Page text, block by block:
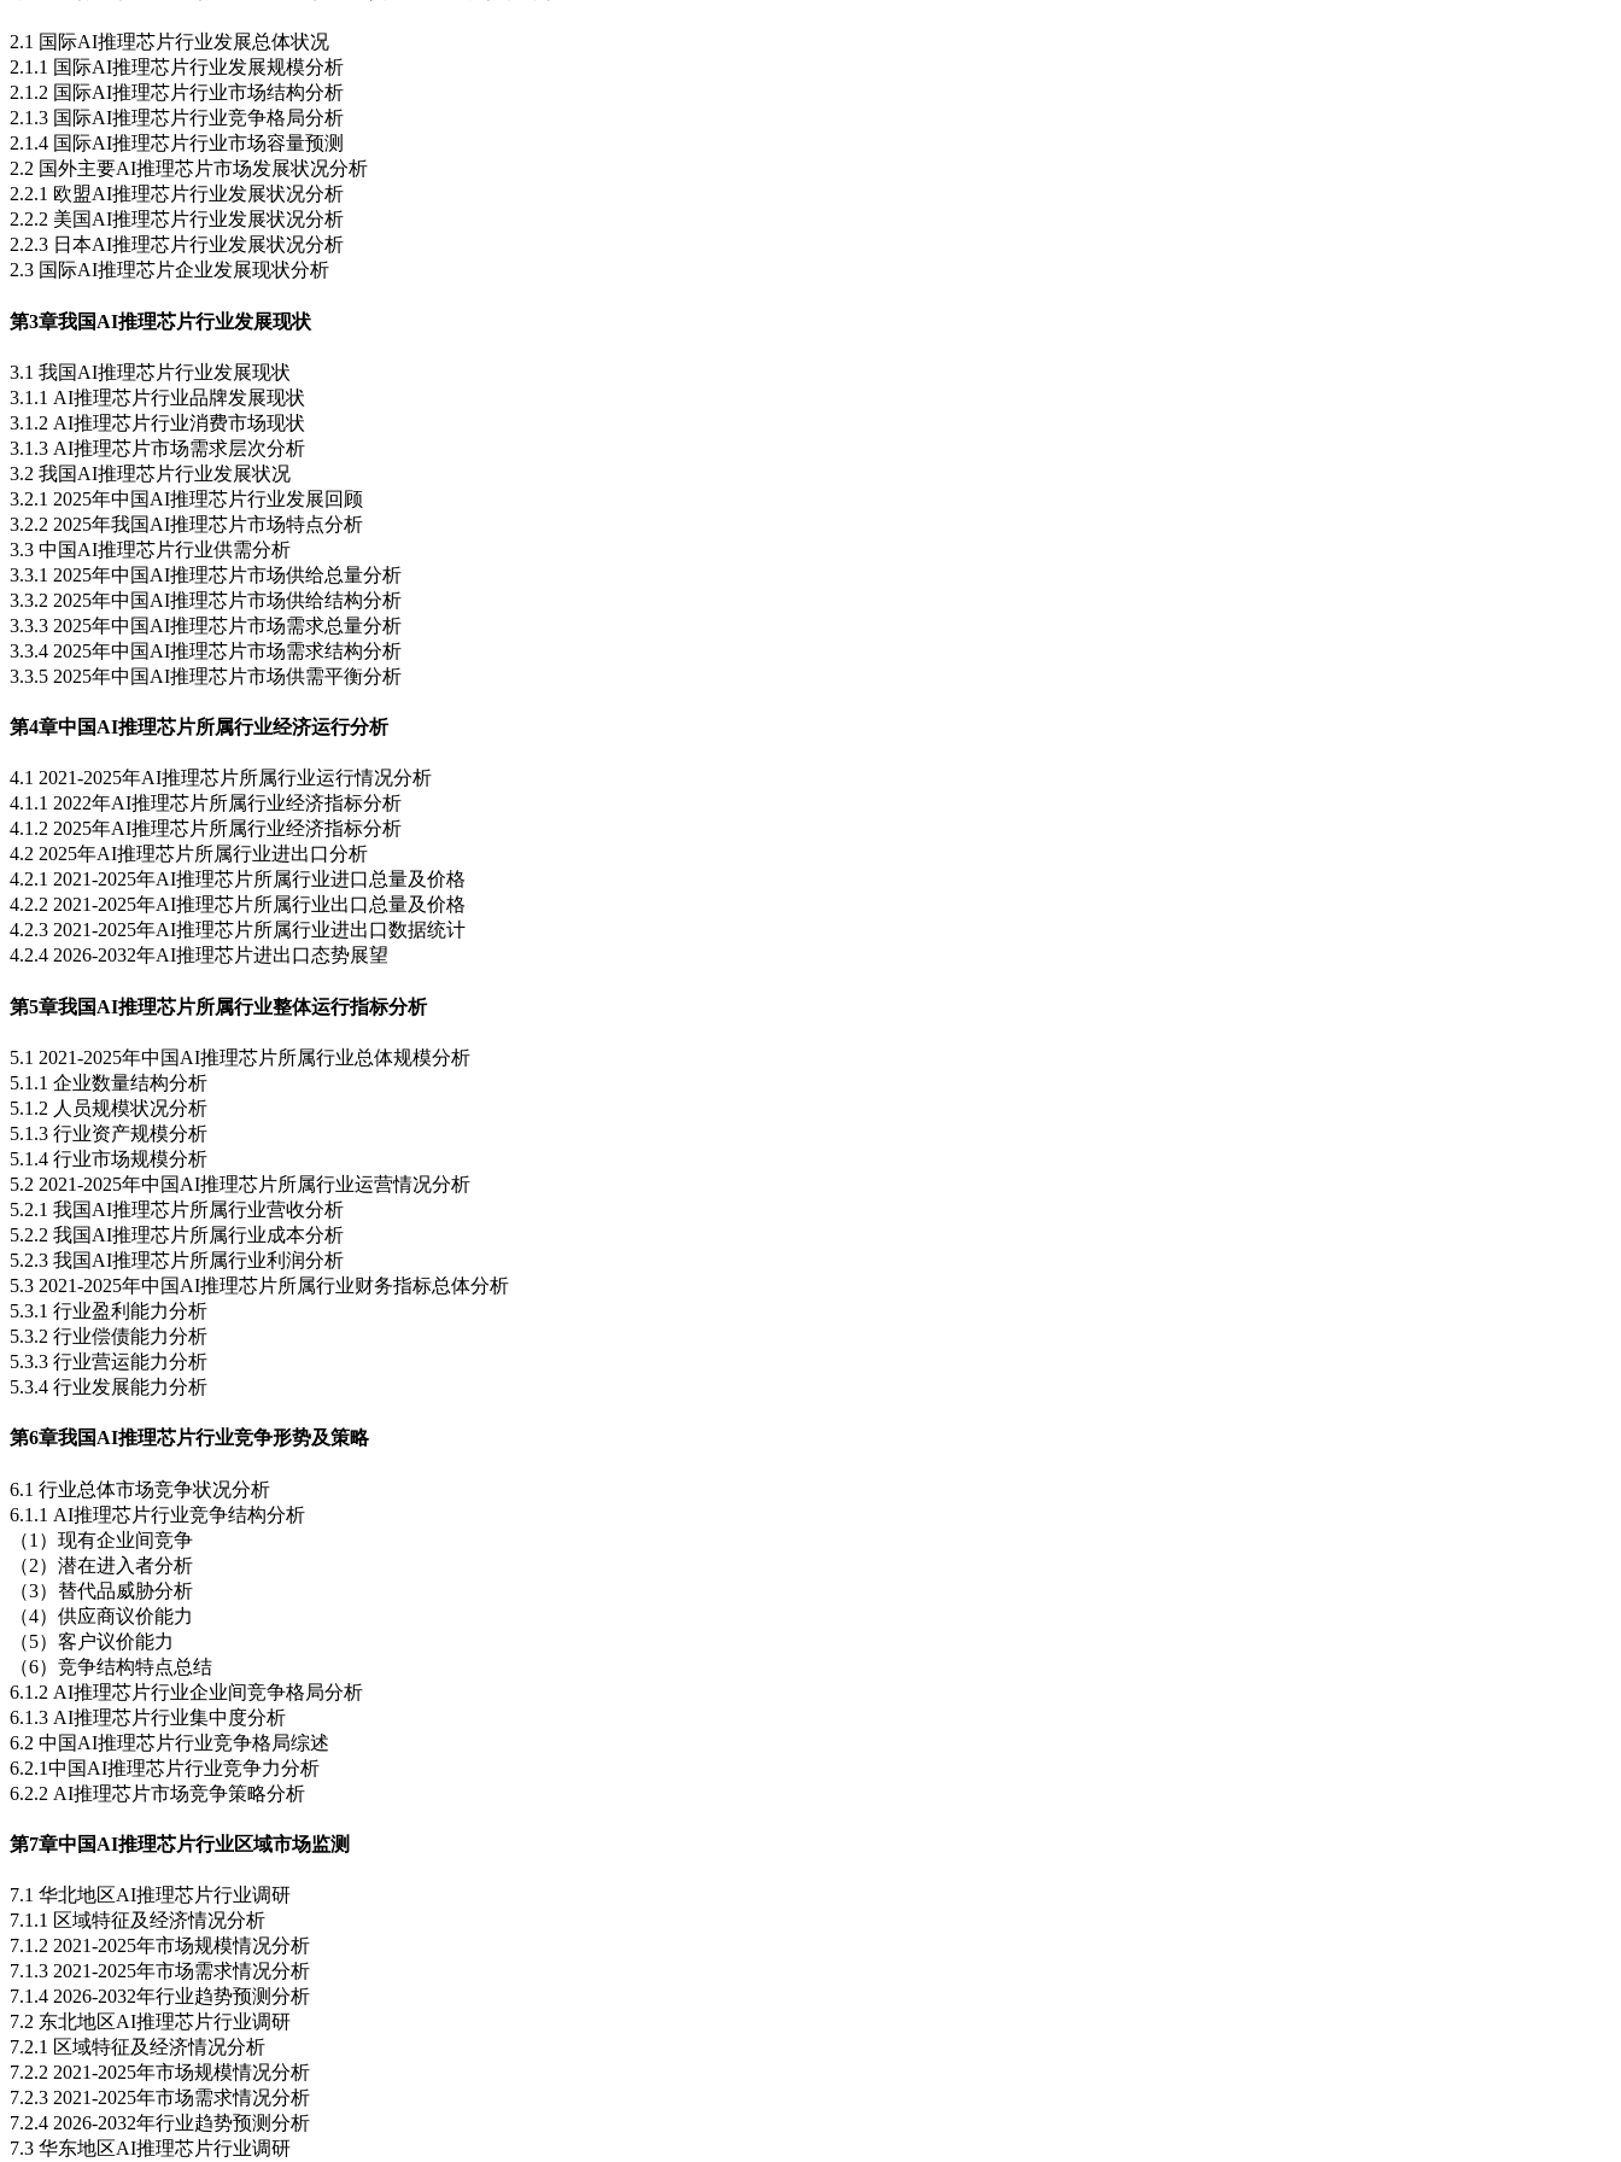
2.1 国际AI推理芯片行业发展总体状况
2.1.1 国际AI推理芯片行业发展规模分析
2.1.2 国际AI推理芯片行业市场结构分析
2.1.3 国际AI推理芯片行业竞争格局分析
2.1.4 国际AI推理芯片行业市场容量预测
2.2 国外主要AI推理芯片市场发展状况分析
2.2.1 欧盟AI推理芯片行业发展状况分析
2.2.2 美国AI推理芯片行业发展状况分析
2.2.3 日本AI推理芯片行业发展状况分析
2.3 国际AI推理芯片企业发展现状分析
第3章我国AI推理芯片行业发展现状
3.1 我国AI推理芯片行业发展现状
3.1.1 AI推理芯片行业品牌发展现状
3.1.2 AI推理芯片行业消费市场现状
3.1.3 AI推理芯片市场需求层次分析
3.2 我国AI推理芯片行业发展状况
3.2.1 2025年中国AI推理芯片行业发展回顾
3.2.2 2025年我国AI推理芯片市场特点分析
3.3 中国AI推理芯片行业供需分析
3.3.1 2025年中国AI推理芯片市场供给总量分析
3.3.2 2025年中国AI推理芯片市场供给结构分析
3.3.3 2025年中国AI推理芯片市场需求总量分析
3.3.4 2025年中国AI推理芯片市场需求结构分析
3.3.5 2025年中国AI推理芯片市场供需平衡分析
第4章中国AI推理芯片所属行业经济运行分析
4.1 2021-2025年AI推理芯片所属行业运行情况分析
4.1.1 2022年AI推理芯片所属行业经济指标分析
4.1.2 2025年AI推理芯片所属行业经济指标分析
4.2 2025年AI推理芯片所属行业进出口分析
4.2.1 2021-2025年AI推理芯片所属行业进口总量及价格
4.2.2 2021-2025年AI推理芯片所属行业出口总量及价格
4.2.3 2021-2025年AI推理芯片所属行业进出口数据统计
4.2.4 2026-2032年AI推理芯片进出口态势展望
第5章我国AI推理芯片所属行业整体运行指标分析
5.1 2021-2025年中国AI推理芯片所属行业总体规模分析
5.1.1 企业数量结构分析
5.1.2 人员规模状况分析
5.1.3 行业资产规模分析
5.1.4 行业市场规模分析
5.2 2021-2025年中国AI推理芯片所属行业运营情况分析
5.2.1 我国AI推理芯片所属行业营收分析
5.2.2 我国AI推理芯片所属行业成本分析
5.2.3 我国AI推理芯片所属行业利润分析
5.3 2021-2025年中国AI推理芯片所属行业财务指标总体分析
5.3.1 行业盈利能力分析
5.3.2 行业偿债能力分析
5.3.3 行业营运能力分析
5.3.4 行业发展能力分析
第6章我国AI推理芯片行业竞争形势及策略
6.1 行业总体市场竞争状况分析
6.1.1 AI推理芯片行业竞争结构分析
（1）现有企业间竞争
（2）潜在进入者分析
（3）替代品威胁分析
（4）供应商议价能力
（5）客户议价能力
（6）竞争结构特点总结
6.1.2 AI推理芯片行业企业间竞争格局分析
6.1.3 AI推理芯片行业集中度分析
6.2 中国AI推理芯片行业竞争格局综述
6.2.1中国AI推理芯片行业竞争力分析
6.2.2 AI推理芯片市场竞争策略分析
第7章中国AI推理芯片行业区域市场监测
7.1 华北地区AI推理芯片行业调研
7.1.1 区域特征及经济情况分析
7.1.2 2021-2025年市场规模情况分析
7.1.3 2021-2025年市场需求情况分析
7.1.4 2026-2032年行业趋势预测分析
7.2 东北地区AI推理芯片行业调研
7.2.1 区域特征及经济情况分析
7.2.2 2021-2025年市场规模情况分析
7.2.3 2021-2025年市场需求情况分析
7.2.4 2026-2032年行业趋势预测分析
7.3 华东地区AI推理芯片行业调研